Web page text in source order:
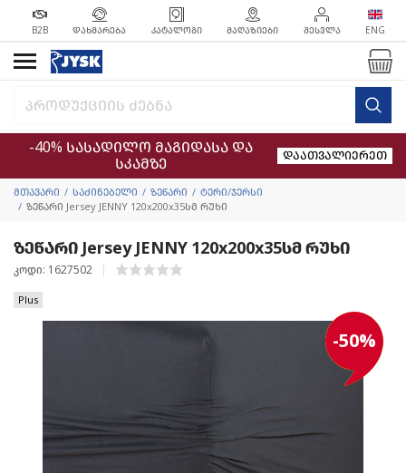
B2B ᲓᲐᲮᲛᲐᲠᲔᲑᲐ ᲙᲐᲢᲐᲚᲝᲒᲘ ᲛᲐᲦᲐᲖᲘᲔᲑᲘ ᲨᲔᲡᲕᲚᲐ ENG
-40% სასადილო მაგიდასა და
სკამზე
დაათვალიერეთ
მთავარი საძინებელი ზეწარი
ტერი/ჯერსი
ზეწარი Jersey JENNY 120x200x35სმ რუხი
ზეწარი Jersey JENNY 120x200x35სმ რუხი
კოდი: 1627502
Plus
-50%